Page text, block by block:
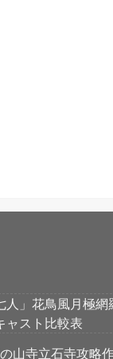
人」花鳥風月極網
ャスト比較表
山寺立石寺攻略